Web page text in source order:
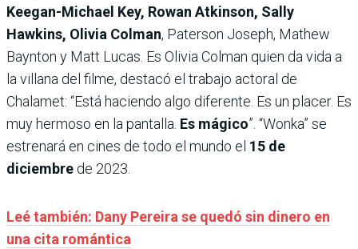
Keegan-Michael Key, Rowan Atkinson, Sally
Hawkins, Olivia Colman, Paterson Joseph, Mathew
Baynton y Matt Lucas. Es Olivia Colman quien da vida a
la villana del filme, destacó el trabajo actoral de
Chalamet: “Está haciendo algo diferente. Es un placer. Es
muy hermoso en la pantalla. Es mágico”. “Wonka” se
estrenará en cines de todo el mundo el 15 de
diciembre de 2023.
Leé también: Dany Pereira se quedó sin dinero en
una cita romántica